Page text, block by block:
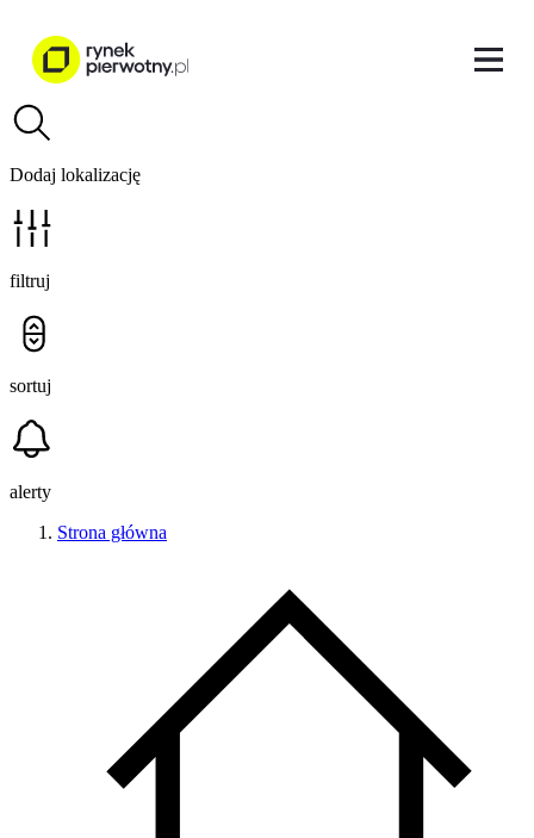
Dodaj lokalizację
filtruj
sortuj
alerty
Strona główna